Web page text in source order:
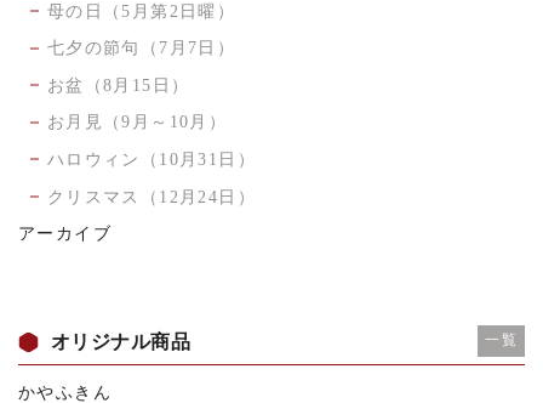
母の日（5月第2日曜）
七夕の節句（7月7日）
お盆（8月15日）
お月見（9月～10月）
ハロウィン（10月31日）
クリスマス（12月24日）
アーカイブ
オリジナル商品 一覧
かやふきん